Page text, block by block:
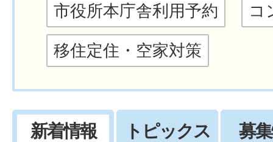
市役所本庁舎利用予約 コ
移住定住・空家対策
新着情報 トピックス 募